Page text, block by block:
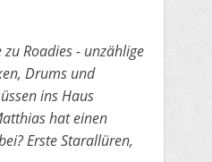
Roadies - unzählige
Drums und
ins Haus
hat einen
Erste Starallüren,